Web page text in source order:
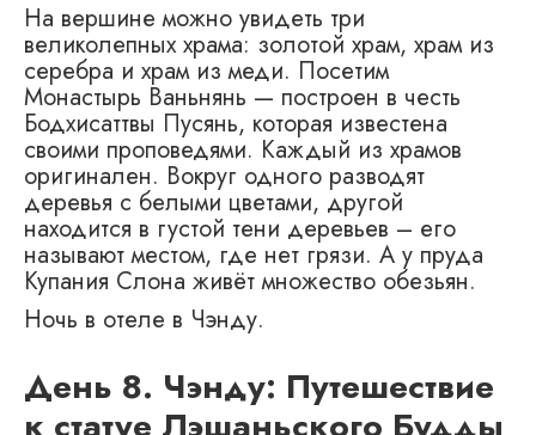
На вершине можно увидеть три
великолепных храма: золотой храм, храм из
серебра и храм из меди. Посетим
Монастырь Ваньнянь — построен в честь
Бодхисаттвы Пусянь, которая известена
своими проповедями. Каждый из храмов
оригинален. Вокруг одного разводят
деревья с белыми цветами, другой
находится в густой тени деревьев – его
называют местом, где нет грязи. А у пруда
Купания Слона живёт множество обезьян.
Ночь в отеле в Чэнду.
День 8. Чэнду: Путешествие